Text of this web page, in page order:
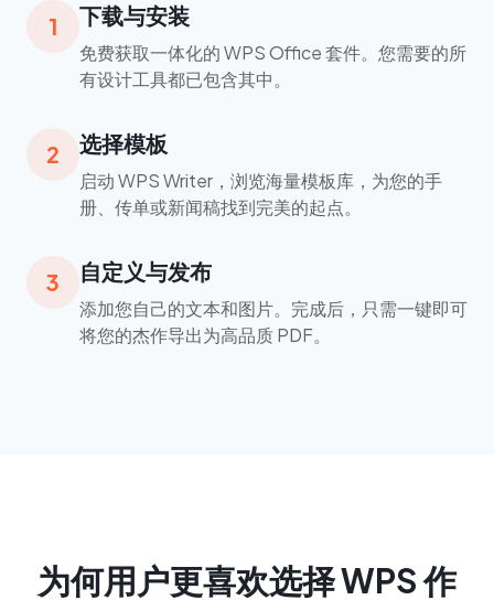
1 下载与安装
免费获取一体化的 WPS Office 套件。您需要的所
有设计工具都已包含其中。
2 选择模板
启动 WPS Writer，浏览海量模板库，为您的手
册、传单或新闻稿找到完美的起点。
3 自定义与发布
添加您自己的文本和图片。完成后，只需一键即可
将您的杰作导出为高品质 PDF。
为何用户更喜欢选择 WPS 作